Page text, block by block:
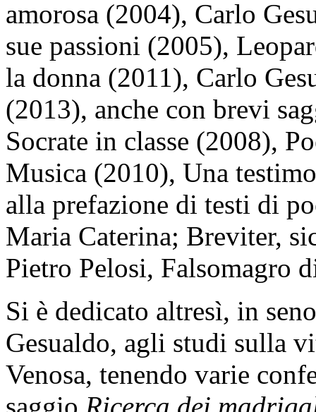
amorosa (2004), Carlo
sue passioni (2005),
la donna (2011), Carlo
(2013), anche con brevi
Socrate in classe (2008),
Musica (2010), Una
alla prefazione di testi di
Maria Caterina; Breviter,
Pietro Pelosi, Falsomagro
Si è dedicato altresì, in
Gesualdo, agli studi sulla
Venosa, tenendo varie
saggio Ricerca dei